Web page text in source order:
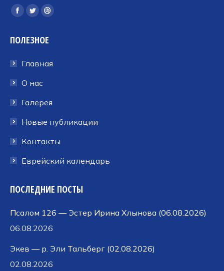
Ищите нас:
Страница
открывается
новом
окне
Страница
открывается
новом
окне
Страница
открывается
новом
ПОЛЕЗНОЕ
Главная
О нас
Галерея
Новые публикации
Контакты
Еврейский календарь
ПОСЛЕДНИЕ ПОСТЫ
Псалом 126 — Эстер Ирина Хлынова (06.08.2026)
06.08.2026
Экев — р. Эли Тальберг (02.08.2026)
02.08.2026